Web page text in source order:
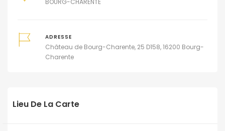
BOURG-CHARENTE
ADRESSE
Château de Bourg-Charente, 25 D158, 16200 Bourg-
Charente
Lieu De La Carte